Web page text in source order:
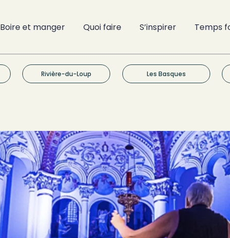
Boire et manger Quoi faire S’inspirer Temps
Rivière-du-Loup Les Basques